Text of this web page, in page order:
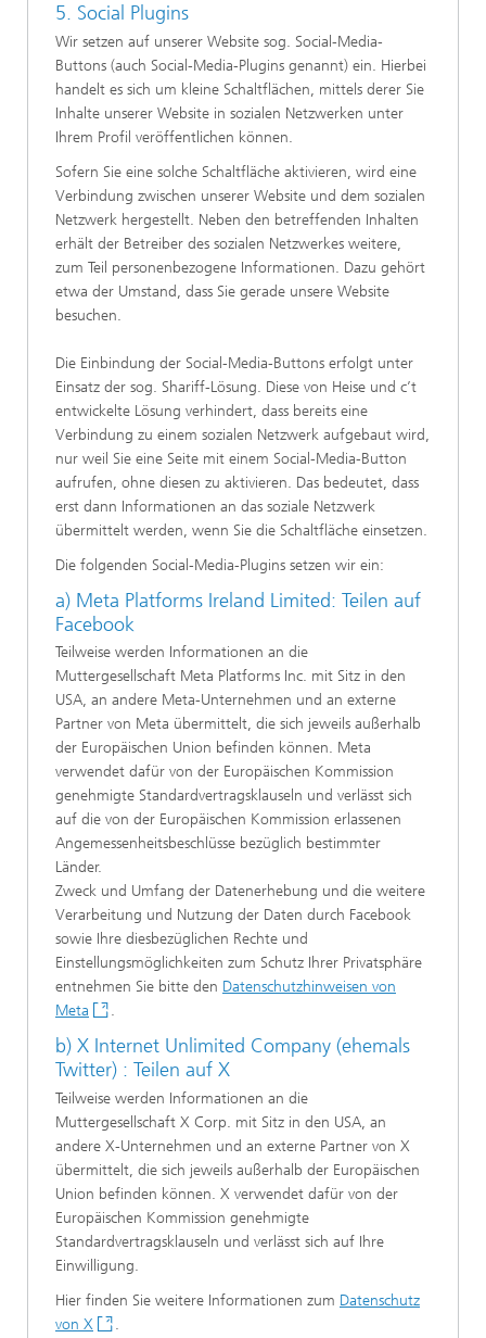
5. Social Plugins
Wir setzen auf unserer Website sog. Social-Media-
Buttons (auch Social-Media-Plugins genannt) ein. Hierbei
handelt es sich um kleine Schaltflächen, mittels derer Sie
Inhalte unserer Website in sozialen Netzwerken unter
Ihrem Profil veröffentlichen können.
Sofern Sie eine solche Schaltfläche aktivieren, wird eine
Verbindung zwischen unserer Website und dem sozialen
Netzwerk hergestellt. Neben den betreffenden Inhalten
erhält der Betreiber des sozialen Netzwerkes weitere,
zum Teil personenbezogene Informationen. Dazu gehört
etwa der Umstand, dass Sie gerade unsere Website
besuchen.
Die Einbindung der Social-Media-Buttons erfolgt unter
Einsatz der sog. Shariff-Lösung. Diese von Heise und c’t
entwickelte Lösung verhindert, dass bereits eine
Verbindung zu einem sozialen Netzwerk aufgebaut wird,
nur weil Sie eine Seite mit einem Social-Media-Button
aufrufen, ohne diesen zu aktivieren. Das bedeutet, dass
erst dann Informationen an das soziale Netzwerk
übermittelt werden, wenn Sie die Schaltfläche einsetzen.
Die folgenden Social-Media-Plugins setzen wir ein:
a) Meta Platforms Ireland Limited: Teilen auf
Facebook
Teilweise werden Informationen an die
Muttergesellschaft Meta Platforms Inc. mit Sitz in den
USA, an andere Meta-Unternehmen und an externe
Partner von Meta übermittelt, die sich jeweils außerhalb
der Europäischen Union befinden können. Meta
verwendet dafür von der Europäischen Kommission
genehmigte Standardvertragsklauseln und verlässt sich
auf die von der Europäischen Kommission erlassenen
Angemessenheitsbeschlüsse bezüglich bestimmter
Länder.
Zweck und Umfang der Datenerhebung und die weitere
Verarbeitung und Nutzung der Daten durch Facebook
sowie Ihre diesbezüglichen Rechte und
Einstellungsmöglichkeiten zum Schutz Ihrer Privatsphäre
entnehmen Sie bitte den Datenschutzhinweisen von
Meta
.
b) X Internet Unlimited Company (ehemals
Twitter) : Teilen auf X
Teilweise werden Informationen an die
Muttergesellschaft X Corp. mit Sitz in den USA, an
andere X-Unternehmen und an externe Partner von X
übermittelt, die sich jeweils außerhalb der Europäischen
Union befinden können. X verwendet dafür von der
Europäischen Kommission genehmigte
Standardvertragsklauseln und verlässt sich auf Ihre
Einwilligung.
Hier finden Sie weitere Informationen zum Datenschutz
von X
.